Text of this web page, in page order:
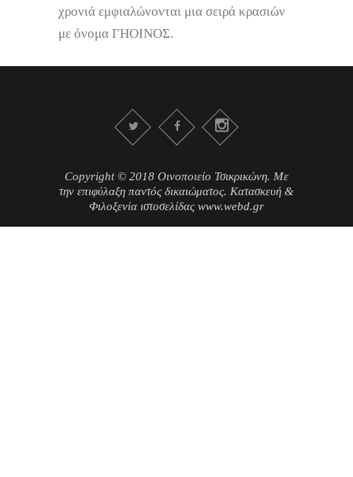
χρονιά εμφιαλώνονται μια σειρά κρασιών
με όνομα ΓΗΟΙΝΟΣ.
Copyright © 2018 Οινοποιείο Τσικρικώνη. Με
την επιφύλαξη παντός δικαιώματος. Κατασκευή &
Φιλοξενία ιστοσελίδας www.webd.gr